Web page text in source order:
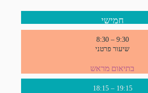
חמישי
8:30 – 9:30
שיעור פרטני
בתיאום מראש
18:15 – 19:15